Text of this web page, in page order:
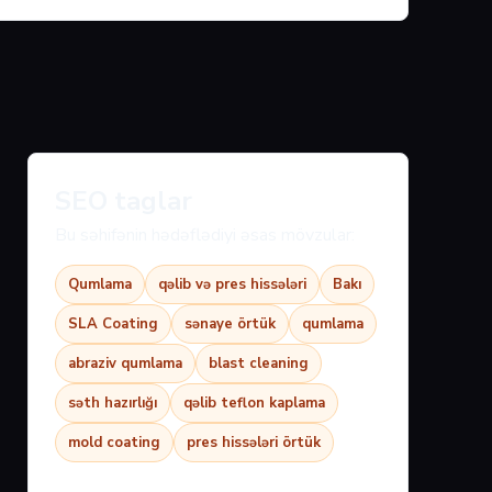
Qumlama qəlib və pres hissələri
Bakı
SLA Coating
sənaye örtük
qumlama
abraziv qumlama
blast cleaning
səth hazırlığı
qəlib teflon kaplama
mold coating
pres hissələri örtük